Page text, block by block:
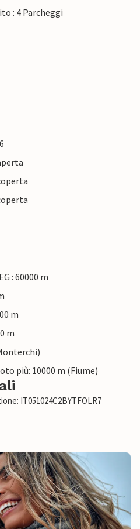
: 4 Parcheggi
: 60000 m
m
m
più: 10000 m (Fiume)
IT051024C2BYTFOLR7